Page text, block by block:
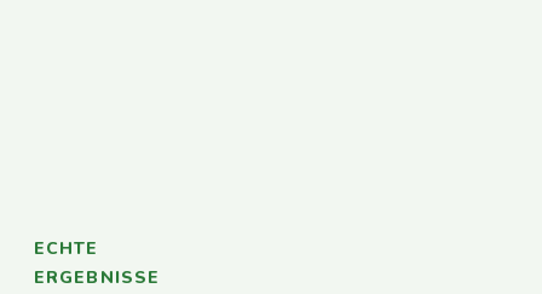
ECHTE
ERGEBNISSE